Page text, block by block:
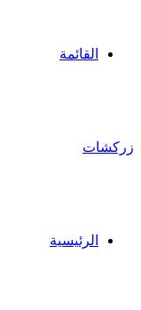
القائمة
زركشات
الرئيسية